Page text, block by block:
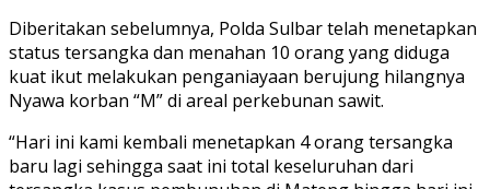
Diberitakan sebelumnya, Polda Sulbar telah menetapkan
status tersangka dan menahan 10 orang yang diduga
kuat ikut melakukan penganiayaan berujung hilangnya
Nyawa korban “M” di areal perkebunan sawit.
“Hari ini kami kembali menetapkan 4 orang tersangka
baru lagi sehingga saat ini total keseluruhan dari